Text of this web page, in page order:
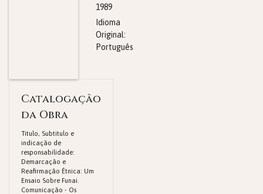
1989
Idioma
Original:
Português
Catalogação
da Obra
Titulo, Subtitulo e
indicação de
responsabilidade:
Demarcação e
Reafirmação Étnica: Um
Ensaio Sobre Funai.
Comunicação - Os